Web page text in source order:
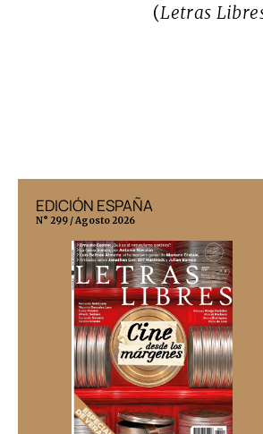
(Letras
EDICIÓN ESPAÑA
N° 299 / Agosto 2026